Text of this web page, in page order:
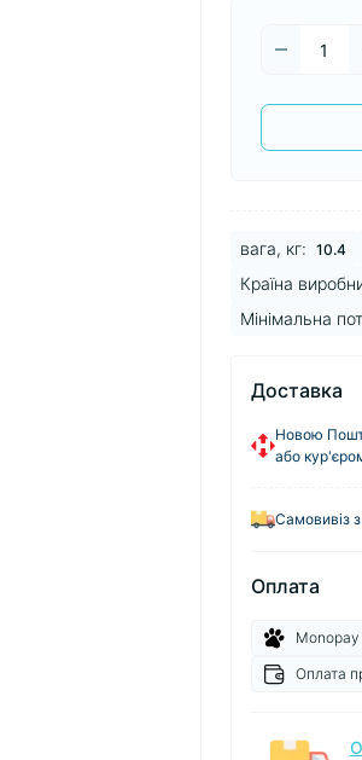
вага, кг: 10.4
Країна
Мінімальна
Доставка
Новою
або
Самовивіз
Оплата
Monopay
Оплата